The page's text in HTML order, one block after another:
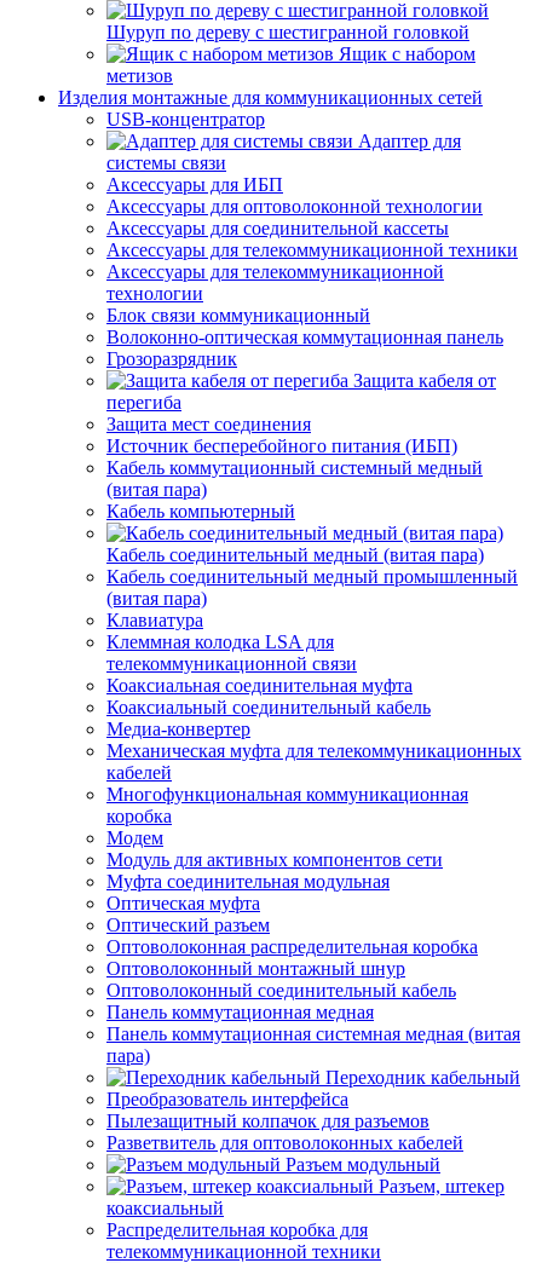
Шуруп по дереву с шестигранной головкой
Ящик с набором
метизов
Изделия монтажные для коммуникационных сетей
USB-концентратор
Адаптер для
системы связи
Аксессуары для ИБП
Аксессуары для оптоволоконной технологии
Аксессуары для соединительной кассеты
Аксессуары для телекоммуникационной техники
Аксессуары для телекоммуникационной
технологии
Блок связи коммуникационный
Волоконно-оптическая коммутационная панель
Грозоразрядник
Защита кабеля от
перегиба
Защита мест соединения
Источник бесперебойного питания (ИБП)
Кабель коммутационный системный медный
(витая пара)
Кабель компьютерный
Кабель соединительный медный (витая пара)
Кабель соединительный медный промышленный
(витая пара)
Клавиатура
Клеммная колодка LSA для
телекоммуникационной связи
Коаксиальная соединительная муфта
Коаксиальный соединительный кабель
Медиа-конвертер
Механическая муфта для телекоммуникационных
кабелей
Многофункциональная коммуникационная
коробка
Модем
Модуль для активных компонентов сети
Муфта соединительная модульная
Оптическая муфта
Оптический разъем
Оптоволоконная распределительная коробка
Оптоволоконный монтажный шнур
Оптоволоконный соединительный кабель
Панель коммутационная медная
Панель коммутационная системная медная (витая
пара)
Переходник кабельный
Преобразователь интерфейса
Пылезащитный колпачок для разъемов
Разветвитель для оптоволоконных кабелей
Разъем модульный
Разъем, штекер
коаксиальный
Распределительная коробка для
телекоммуникационной техники